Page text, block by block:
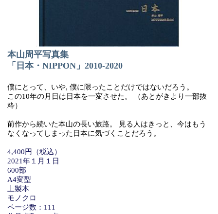
本山周平写真集
「日本・NIPPON」2010-2020
僕にとって、いや, 僕に限ったことだけではないだろう。
この10年の月日は日本を一変させた。 （あとがきより一部抜
粋）
前作から続いた本山の長い旅路。 見る人はきっと、今はもう
なくなってしまった日本に気づくことだろう。
4,400円（税込）
2021年１月１日
600部
A4変型
上製本
モノクロ
ページ数：111